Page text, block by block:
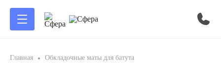
Главная Обкладочные маты для батута